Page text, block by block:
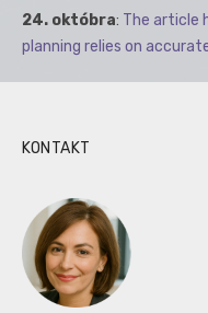
24. októbra: The article
planning relies on
KONTAKT